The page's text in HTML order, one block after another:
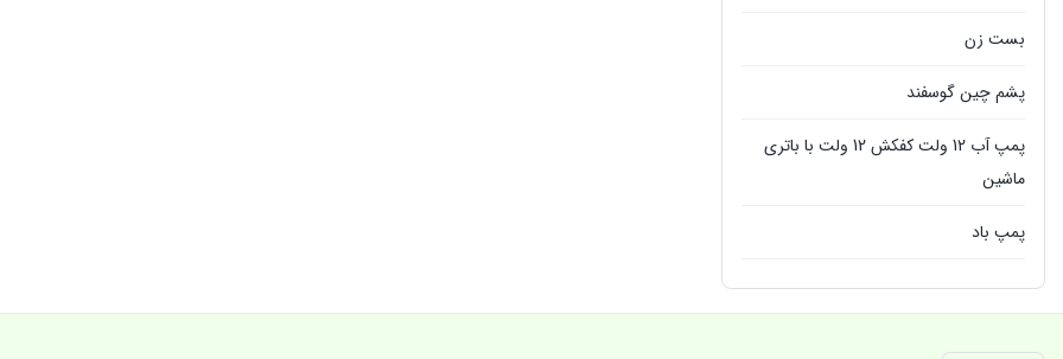
بست زن
پشم چین گوسفند
پمپ آب 12 ولت کفکش 12 ولت با باتری
ماشین
پمپ باد
پمپ سمپاش